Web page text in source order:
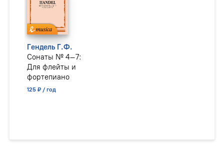
Гендель Г.Ф.
Сонаты № 4–7:
Для флейты и
фортепиано
125 ₽ / год